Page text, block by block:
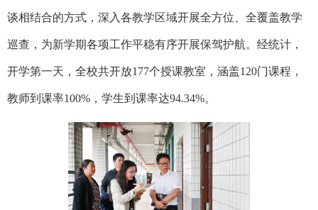
谈相结合的方式，深入各教学区域开展全方位、全覆盖教学
巡查，为新学期各项工作平稳有序开展保驾护航。经统计，
开学第一天，全校共开放177个授课教室，涵盖120门课程，
教师到课率100%，学生到课率达94.34%。